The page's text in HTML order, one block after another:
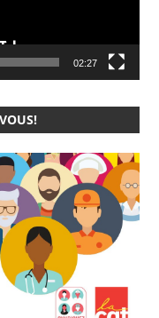
02:27